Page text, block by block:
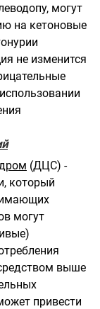
могут
на кетоновые
не изменится
(ДЦС) -
который
могут
выше
привести